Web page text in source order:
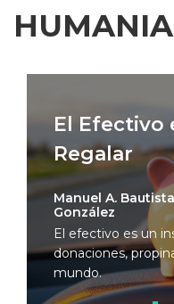
HUMANIA
El Efectivo
Regalar
Manuel A.
González
El efectivo es un
donaciones,
mundo.